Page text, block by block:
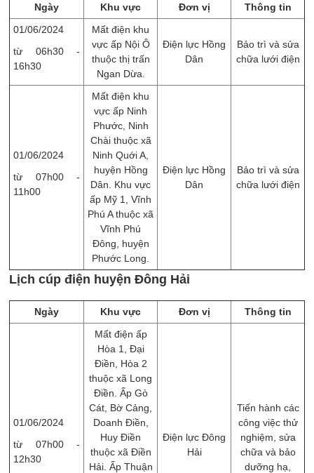
Ngày Khu vực Đơn vị
Thông tin
01/06/2024
từ 06h30 -
16h30
Mất điện khu
vực ấp Nội Ô
thuộc thị trấn
Ngan Dừa.
Điện lực Hồng
Dân
Bảo trì và sửa
chữa lưới điện
01/06/2024
từ 07h00 -
11h00
Mất điện khu
vực ấp Ninh
Phước, Ninh
Chài thuộc xã
Ninh Quới A,
huyện Hồng
Dân. Khu vực
ấp Mỹ 1, Vĩnh
Phú A thuộc xã
Vĩnh Phú
Đông, huyện
Phước Long.
Điện lực Hồng
Dân
Bảo trì và sửa
chữa lưới điện
Lịch cúp điện huyện Đông Hải
Ngày Khu vực Đơn vị Thông tin
01/06/2024
từ 07h00 -
12h30
Mất điện ấp
Hòa 1, Đại
Điền, Hòa 2
thuộc xã Long
Điền. Ấp Gò
Cát, Bờ Cảng,
Doanh Điền,
Huy Điền
thuộc xã Điền
Hải. Ấp Thuận
Điện lực Đông
Hải
Tiến hành các
công việc thử
nghiệm, sửa
chữa và bảo
dưỡng hạ,